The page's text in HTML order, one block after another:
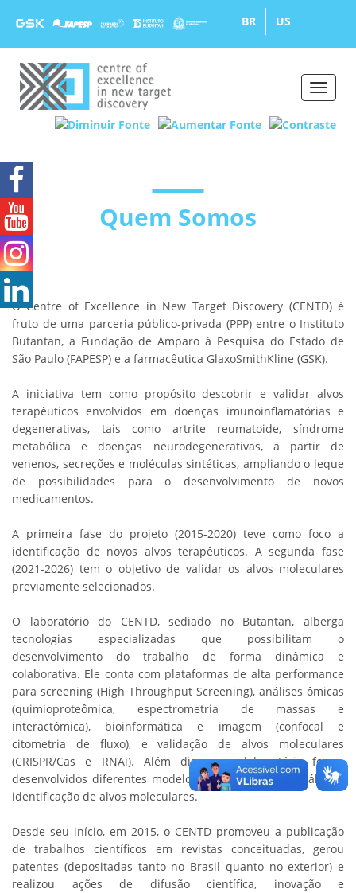
BR US
Toggle
Quem Somos
O Centre of Excellence in New Target Discovery (CENTD) é
fruto de uma parceria público-privada (PPP) entre o Instituto
Butantan, a Fundação de Amparo à Pesquisa do Estado de
São Paulo (FAPESP) e a farmacêutica GlaxoSmithKline (GSK).
A iniciativa tem como propósito descobrir e validar alvos
terapêuticos envolvidos em doenças imunoinflamatórias e
degenerativas, tais como artrite reumatoide, síndrome
metabólica e doenças neurodegenerativas, a partir de
venenos, secreções e moléculas sintéticas, ampliando o leque
de possibilidades para o desenvolvimento de novos
medicamentos.
A primeira fase do projeto (2015-2020) teve como foco a
identificação de novos alvos terapêuticos. A segunda fase
(2021-2026) tem o objetivo de validar os alvos moleculares
previamente selecionados.
O laboratório do CENTD, sediado no Butantan, alberga
tecnologias especializadas que possibilitam o
desenvolvimento do trabalho de forma dinâmica e
colaborativa. Ele conta com plataformas de alta performance
para screening (High Throughput Screening), análises ômicas
(quimioproteômica, espectrometria de massas e
interactômica), bioinformática e imagem (confocal e
citometria de fluxo), e validação de alvos moleculares
(CRISPR/Cas e RNAi). Além disso, no laboratório foram
desenvolvidos diferentes modelos celulares para a análise e
identificação de alvos moleculares.
Desde seu início, em 2015, o CENTD promoveu a publicação
de trabalhos científicos em revistas conceituadas, gerou
patentes (depositadas tanto no Brasil quanto no exterior) e
realizou ações de difusão científica, inovação e